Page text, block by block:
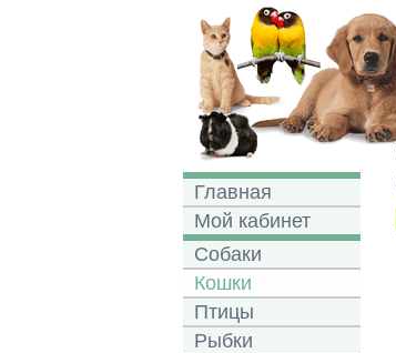
Главная
Мой кабинет
Собаки
Кошки
Птицы
Рыбки